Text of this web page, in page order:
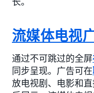
流媒体电视
通过不可跳过的全屏
同步呈现。广告可在
放电视剧、电影和